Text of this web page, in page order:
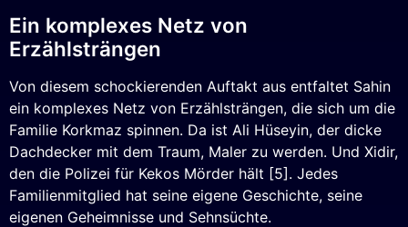
Ein komplexes Netz von
Erzählsträngen
Von diesem schockierenden Auftakt aus entfaltet Sahin
ein komplexes Netz von Erzählsträngen, die sich um die
Familie Korkmaz spinnen. Da ist Ali Hüseyin, der dicke
Dachdecker mit dem Traum, Maler zu werden. Und Xidir,
den die Polizei für Kekos Mörder hält [5]. Jedes
Familienmitglied hat seine eigene Geschichte, seine
eigenen Geheimnisse und Sehnsüchte.